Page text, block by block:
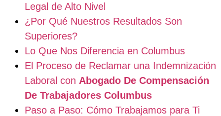
Legal de Alto Nivel
¿Por Qué Nuestros Resultados Son
Superiores?
Lo Que Nos Diferencia en Columbus
El Proceso de Reclamar una Indemnización
Laboral con Abogado De Compensación
De Trabajadores Columbus
Paso a Paso: Cómo Trabajamos para Ti